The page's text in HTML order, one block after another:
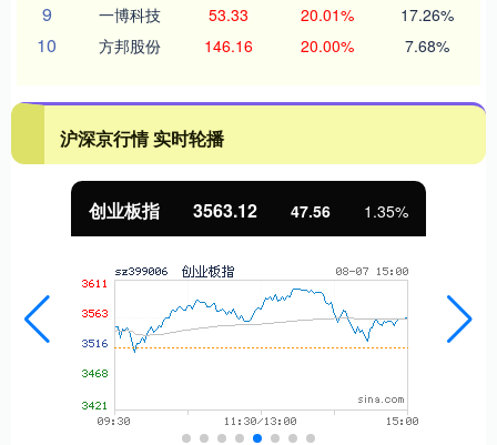
9 一博科技 53.33 20.01% 17.26%
10 方邦股份 146.16 20.00% 7.68%
沪深京行情 实时轮播
创业板指 3563.12 47.56 1.35%